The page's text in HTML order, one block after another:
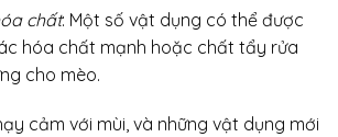
chất: Một số vật dụng có thể được
hóa chất mạnh hoặc chất tẩy rửa
cho mèo.
cảm với mùi, và những vật dụng mới